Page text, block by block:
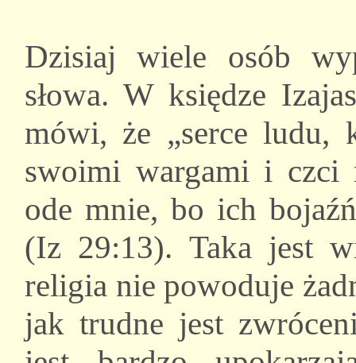
Dzisiaj wiele osób
słowa. W księdze
mówi, że „serce
swoimi wargami i czci
ode mnie, bo ich
(Iz 29:13). Taka jest
religia nie powoduje
jak trudne jest